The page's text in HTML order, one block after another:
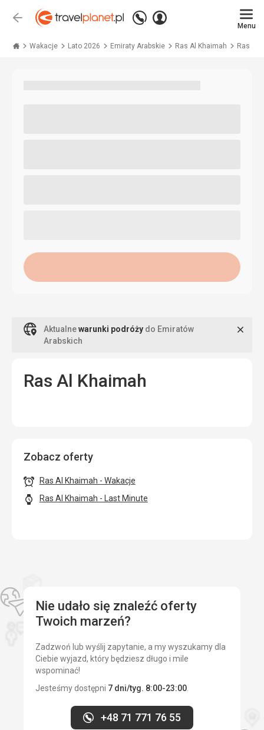
Wstecz
Zadzwoń
+48 71 771 76 55
Zaloguj
Menu
Wakacje Lato 2026 Emiraty Arabskie Ras Al Khaimah Ras Al
Aktualnewarunki podróży do Emiratów
Arabskich
Ras Al Khaimah
Zobacz oferty
Ras Al Khaimah - Wakacje
Ras Al Khaimah - Last Minute
Nie udało się znaleźć oferty
Twoich marzeń?
Zadzwoń lub wyślij zapytanie, a my wyszukamy dla
Ciebie wyjazd, który będziesz długo i mile
wspominać!
Jesteśmy dostępni 7 dni/tyg. 8:00-23:00
+48 71 771 76 55